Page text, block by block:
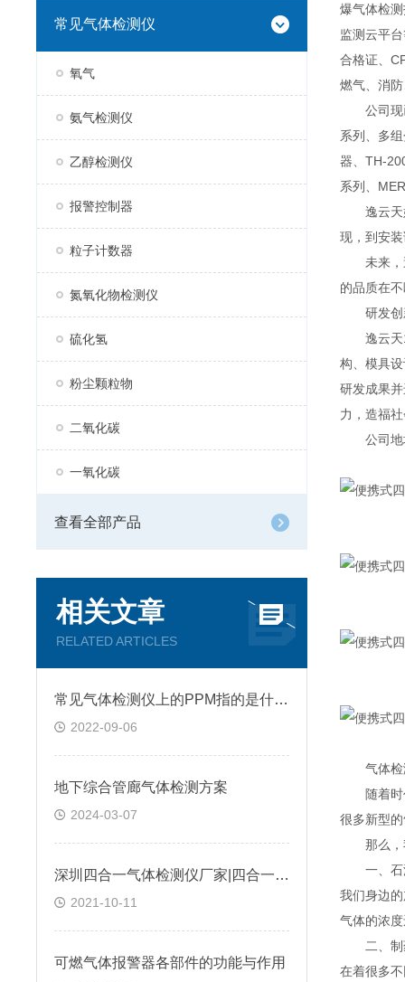
常见气体检测仪
氧气
氨气检测仪
乙醇检测仪
报警控制器
粒子计数器
氮氧化物检测仪
硫化氢
粉尘颗粒物
二氧化碳
一氧化碳
查看全部产品
相关文章
RELATED ARTICLES
常见气体检测仪上的PPM指的是什么?
2022-09-06
地下综合管廊气体检测方案
2024-03-07
深圳四合一气体检测仪厂家|四合一气体检测仪是如何进行工作的?@台风资讯
2021-10-11
可燃气体报警器各部件的功能与作用
爆气体检
监测云平
合格证、
燃气、消
公司现已
系列、多
器、TH-
系列、
逸云天始
现，到安
未来，逸
的品质在
研发创
逸云天13
构、模具
研发成果
力，造福
公司地址
气体检
随着时代
很多新型
那么，我
一、石油
我们身边
气体的浓
二、制药
在着很多